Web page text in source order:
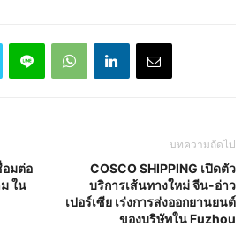
อมต่อ
ใน
บทความถัดไป
COSCO SHIPPING เปิดตัว
บริการเส้นทางใหม่ จีน-อ่าว
เปอร์เซีย เร่งการส่งออกยานยนต์
ของบริษัทใน Fuzhou